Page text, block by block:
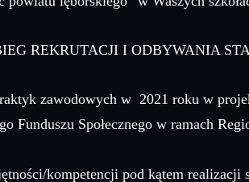
REKRUTACJI I ODBYWANIA
zawodowych w 2021 roku w
Funduszu Społecznego w ramach
kompetencji pod kątem